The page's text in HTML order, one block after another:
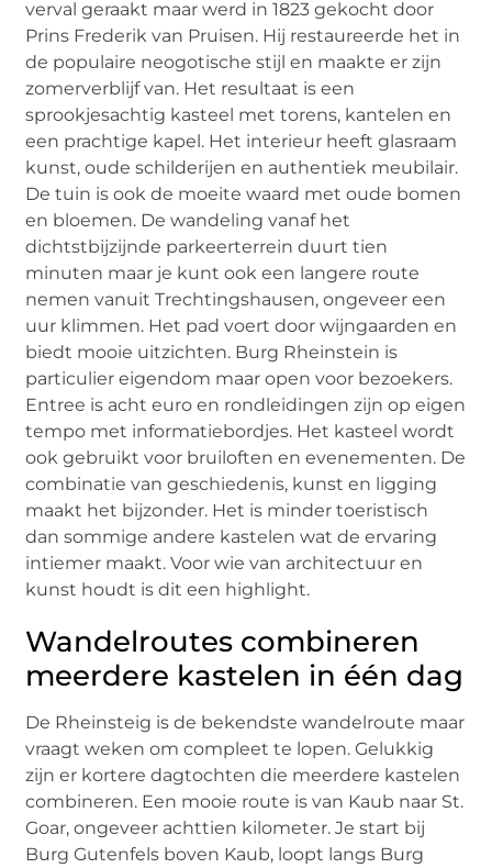
verval geraakt maar werd in 1823 gekocht door
Prins Frederik van Pruisen. Hij restaureerde het in
de populaire neogotische stijl en maakte er zijn
zomerverblijf van. Het resultaat is een
sprookjesachtig kasteel met torens, kantelen en
een prachtige kapel. Het interieur heeft glasraam
kunst, oude schilderijen en authentiek meubilair.
De tuin is ook de moeite waard met oude bomen
en bloemen. De wandeling vanaf het
dichtstbijzijnde parkeerterrein duurt tien
minuten maar je kunt ook een langere route
nemen vanuit Trechtingshausen, ongeveer een
uur klimmen. Het pad voert door wijngaarden en
biedt mooie uitzichten. Burg Rheinstein is
particulier eigendom maar open voor bezoekers.
Entree is acht euro en rondleidingen zijn op eigen
tempo met informatiebordjes. Het kasteel wordt
ook gebruikt voor bruiloften en evenementen. De
combinatie van geschiedenis, kunst en ligging
maakt het bijzonder. Het is minder toeristisch
dan sommige andere kastelen wat de ervaring
intiemer maakt. Voor wie van architectuur en
kunst houdt is dit een highlight.
Wandelroutes combineren
meerdere kastelen in één dag
De Rheinsteig is de bekendste wandelroute maar
vraagt weken om compleet te lopen. Gelukkig
zijn er kortere dagtochten die meerdere kastelen
combineren. Een mooie route is van Kaub naar St.
Goar, ongeveer achttien kilometer. Je start bij
Burg Gutenfels boven Kaub, loopt langs Burg